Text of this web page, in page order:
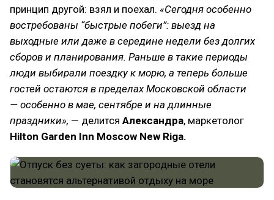
принцип другой: взял и поехал. «Сегодня особенно
востребованы “быстрые побеги”: выезд на
выходные или даже в середине недели без долгих
сборов и планирования. Раньше в такие периоды
люди выбирали поездку к морю, а теперь больше
гостей остаются в пределах Московской области
— особенно в мае, сентябре и на длинные
праздники», — делится Александра, маркетолог
Hilton Garden Inn Moscow New Riga.